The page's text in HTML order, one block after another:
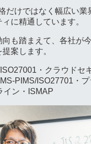
だけではなく幅広い業
に精通しています。
も踏まえて、各社が
案します。
・クラウドセ
PIMS/ISO27701・
イン・ISMAP